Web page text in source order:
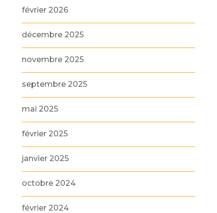
février 2026
décembre 2025
novembre 2025
septembre 2025
mai 2025
février 2025
janvier 2025
octobre 2024
février 2024